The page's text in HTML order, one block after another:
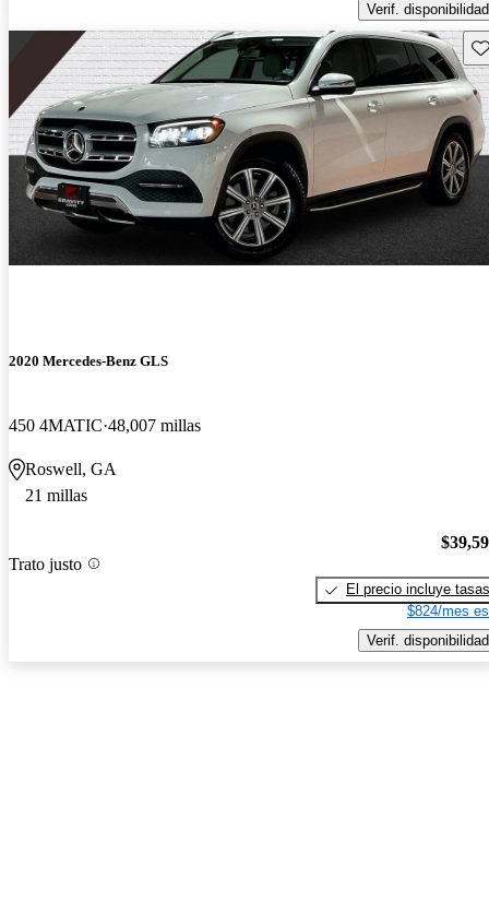
Verif. disponibilidad
2020 Mercedes-Benz GLS
450 4MATIC 48,007 millas
Roswell, GA
21 millas
Trato justo
El precio incluye tasas
$824/mes
Verif. disponibilidad